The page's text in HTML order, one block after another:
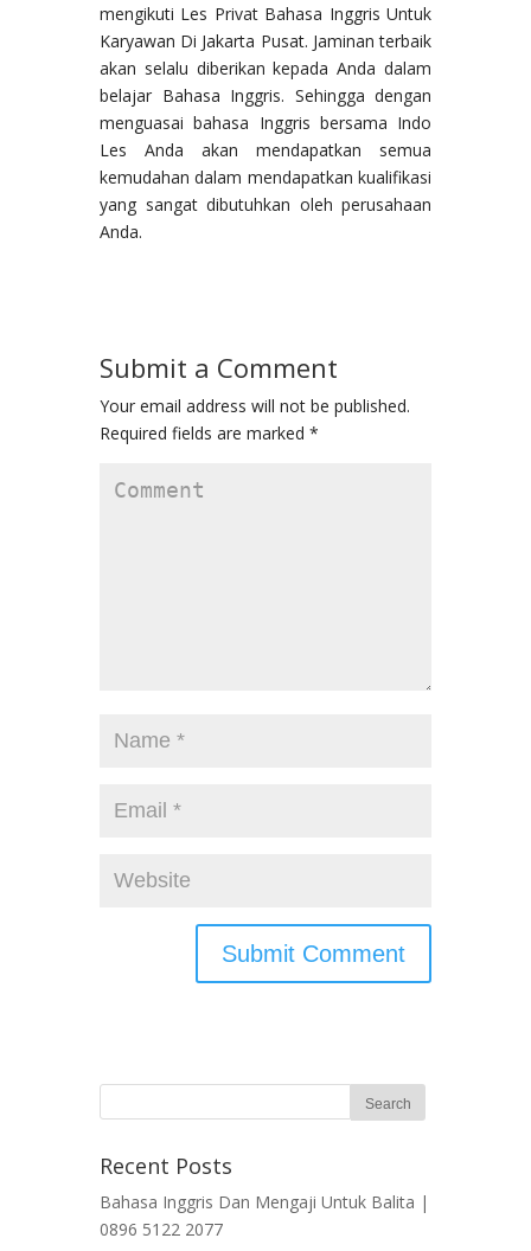
mengikuti Les Privat Bahasa Inggris Untuk
Karyawan Di Jakarta Pusat. Jaminan terbaik
akan selalu diberikan kepada Anda dalam
belajar Bahasa Inggris. Sehingga dengan
menguasai bahasa Inggris bersama Indo
Les Anda akan mendapatkan semua
kemudahan dalam mendapatkan kualifikasi
yang sangat dibutuhkan oleh perusahaan
Anda.
Submit a Comment
Your email address will not be published.
Required fields are marked *
Recent Posts
Bahasa Inggris Dan Mengaji Untuk Balita |
0896 5122 2077